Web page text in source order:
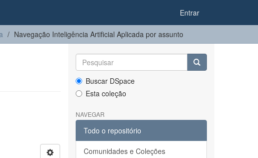
Entrar
Navegação Inteligência Artificial Aplicada por assunto
Buscar DSpace
Esta coleção
NAVEGAR
Todo o repositório
Comunidades e Coleções